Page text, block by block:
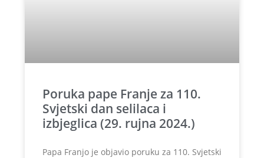
Poruka pape Franje za 110.
Svjetski dan selilaca i
izbjeglica (29. rujna 2024.)
Papa Franjo je objavio poruku za 110. Svjetski